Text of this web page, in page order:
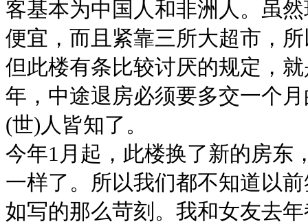
客基本为中国人和非洲人。虽
便宜，而且紧靠三所大超市，
但此楼有条比较讨厌的规定，
年，中途退房必须要多交一个
(世)人皆知了。
今年1月起，此楼换了新的房东
一样了。所以我们都不知道以
如写的那么苛刻。我和女友去